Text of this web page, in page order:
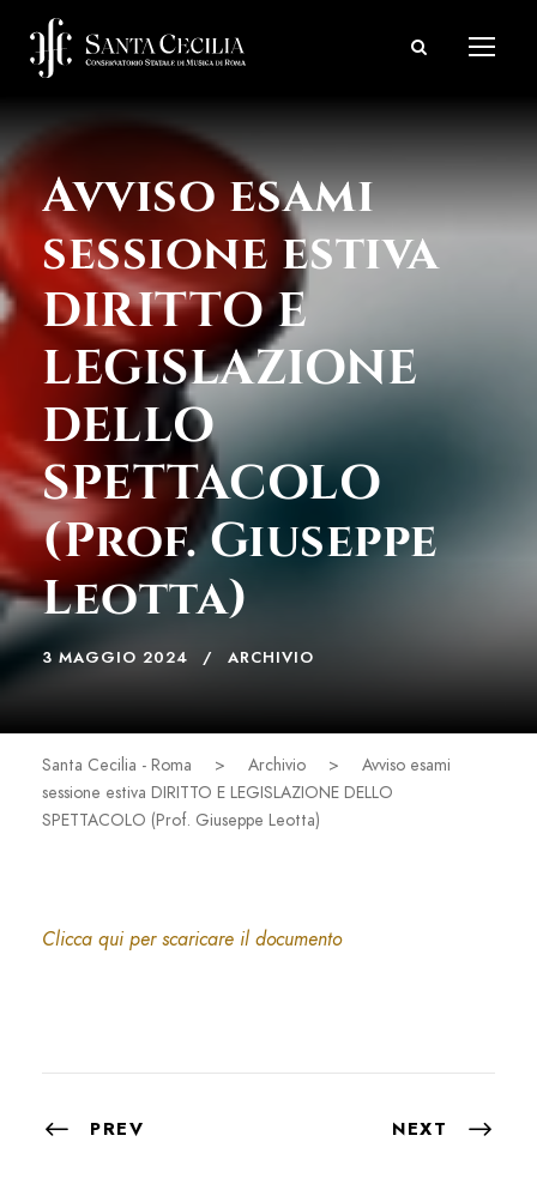
Avviso esami
sessione estiva
DIRITTO E
LEGISLAZIONE
DELLO
SPETTACOLO
(Prof. Giuseppe
Leotta)
3 MAGGIO 2024 ARCHIVIO
Santa Cecilia - Roma > Archivio >
Avviso esami
sessione estiva DIRITTO E LEGISLAZIONE DELLO
SPETTACOLO (Prof. Giuseppe Leotta)
Clicca qui per scaricare il documento
PREV NEXT